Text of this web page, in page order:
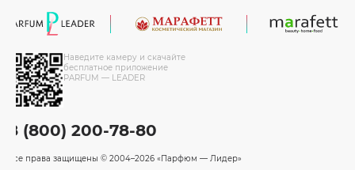
Наведите камеру и скачайте
бесплатное приложение
PARFUM — LEADER
8 (800) 200-78-80
Все права защищены © 2004–2026 «Парфюм — Лидер»